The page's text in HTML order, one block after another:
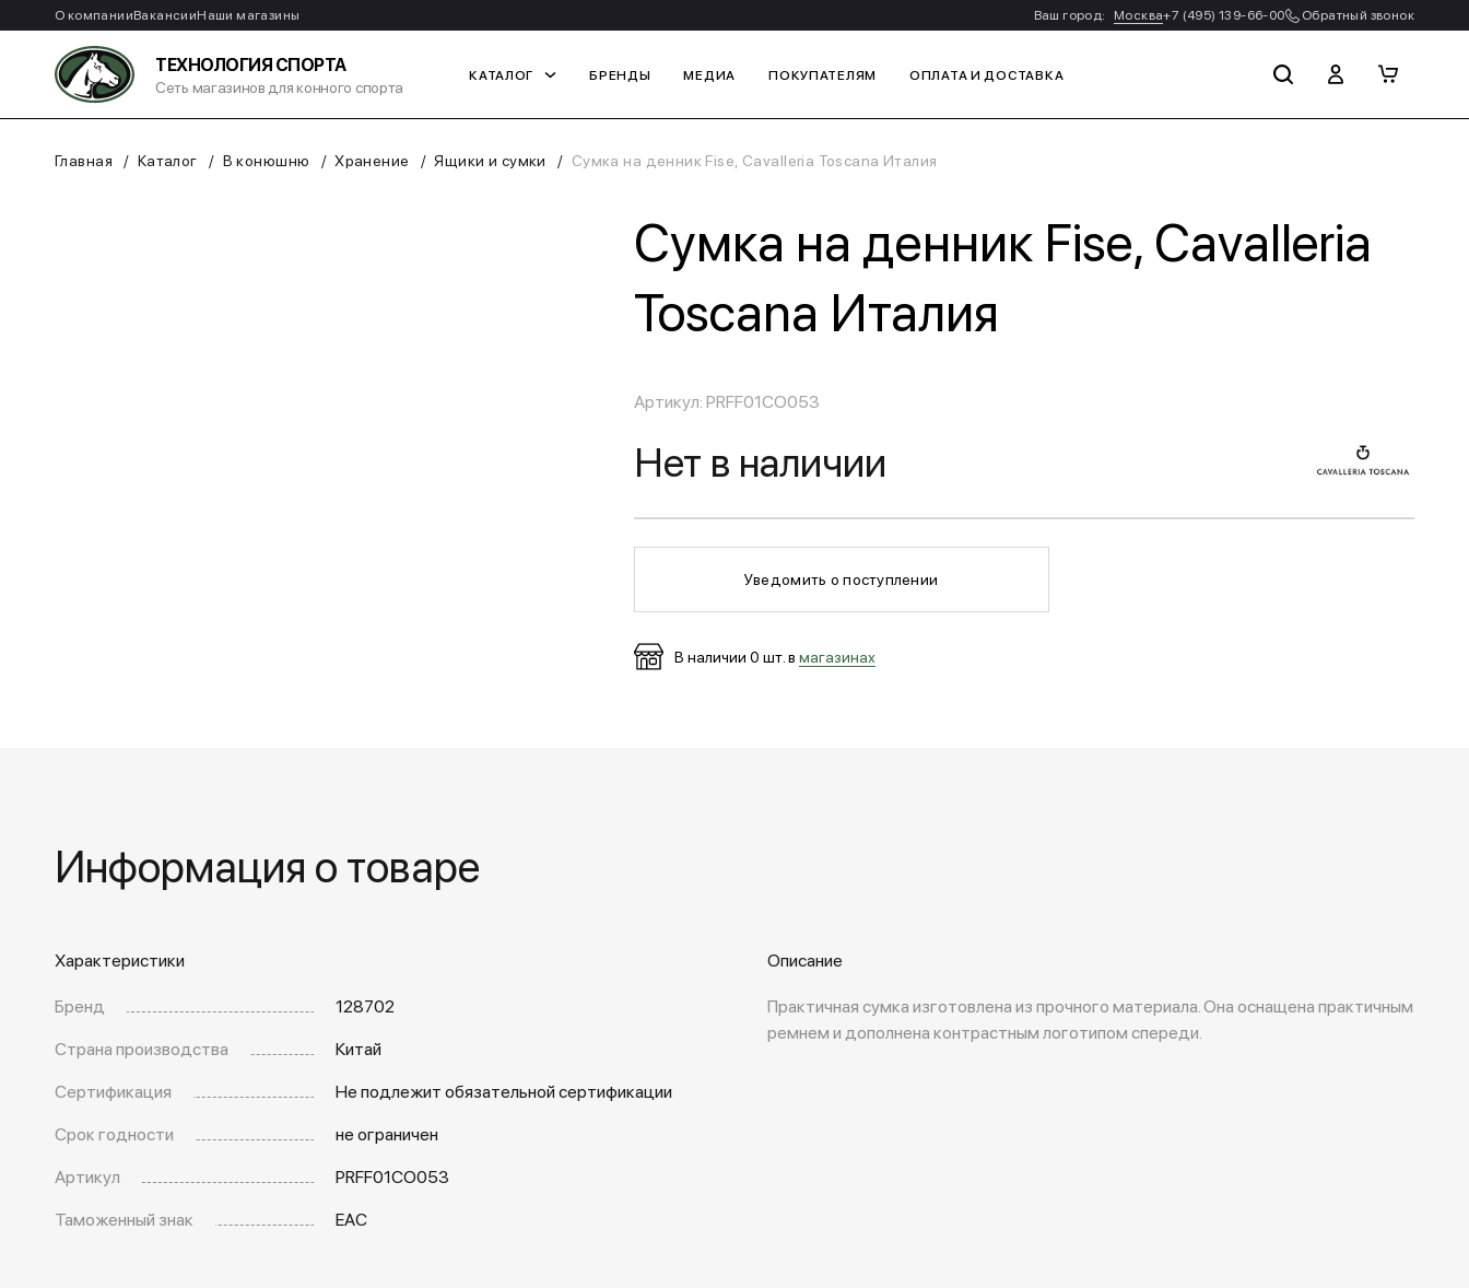
О компанииВакансииНаши магазины Ваш город: Москва+7 (495) 139-66-00 Обратный звонок
ТЕХНОЛОГИЯ СПОРТА
Сеть магазинов для конного спорта
КАТАЛОГ БРЕНДЫ МЕДИА ПОКУПАТЕЛЯМ ОПЛАТА И ДОСТАВКА
Главная Каталог В конюшню Хранение Ящики и сумки Сумка на денник Fise, Cavalleria Toscana Италия
Сумка на денник Fise, Cavalleria
Toscana Италия
Артикул: PRFF01CO053
Нет в наличии
Уведомить о поступлении
В наличии 0 шт. в магазинах
Информация о товаре
Характеристики
Бренд
128702
Страна производства
Китай
Сертификация
Не подлежит обязательной сертификации
Срок годности
не ограничен
Артикул
PRFF01CO053
Таможенный знак
EAC
Описание
Практичная сумка изготовлена из прочного материала. Она оснащена практичным
ремнем и дополнена контрастным логотипом спереди.